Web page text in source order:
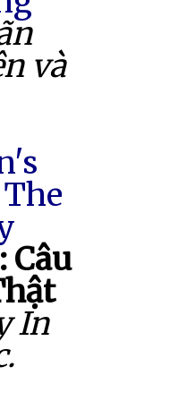
và
Câu
In